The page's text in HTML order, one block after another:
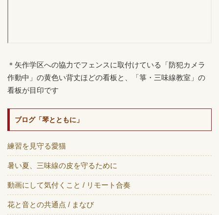
＊矢作学区への協力でフェンスに取付けている「防犯カメラ
作動中」の黄色い背丈ほどの看板と、「箏・三味線教室」の
看板が目印です
ブログ「琴とともに」
練習を見守る愛猫
暑い夏、三味線の皮を守るために
動画にして気付くこと / リモート合奏
花と音との共通点 / まなび